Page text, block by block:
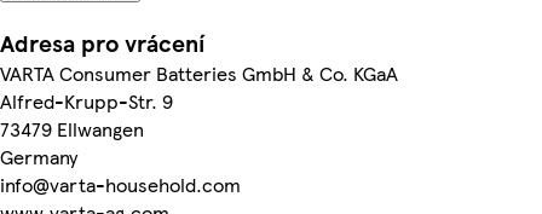
Adresa pro vrácení
VARTA Consumer Batteries GmbH & Co. KGaA
Alfred-Krupp-Str. 9
73479 Ellwangen
Germany
info@varta-household.com